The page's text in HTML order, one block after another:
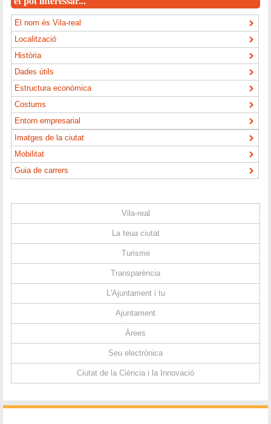
El nom és Vila-real
Localització
Història
Dades útils
Estructura econòmica
Costums
Entorn empresarial
Imatges de la ciutat
Mobilitat
Guia de carrers
Vila-real
La teua ciutat
Turisme
Transparència
L'Ajuntament i tu
Ajuntament
Àrees
Seu electrònica
Ciutat de la Ciència i la Innovació